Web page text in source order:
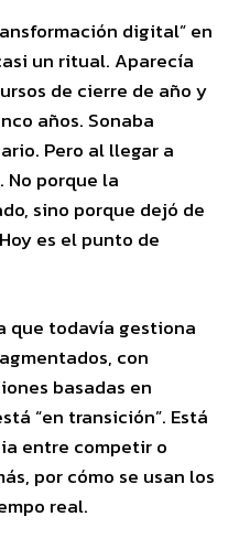
digital” en
un ritual. Aparecía
de cierre de año y
años. Sonaba
Pero al llegar a
No porque la
sino porque dejó de
es el punto de
que todavía gestiona
con
basadas en
“en transición”. Está
entre competir o
por cómo se usan los
real.